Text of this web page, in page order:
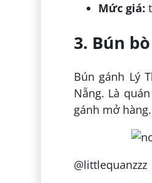
Mức giá:
3. Bún
Bún gánh Lý
Nẵng. Là
gánh mở
@littlequanzzz